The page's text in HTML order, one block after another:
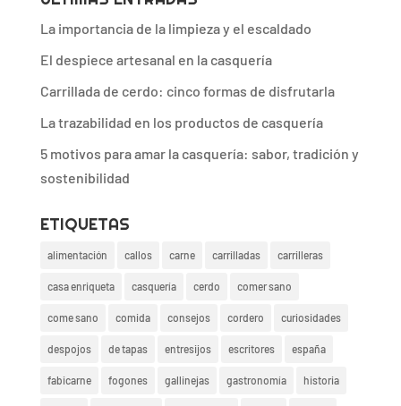
La importancia de la limpieza y el escaldado
El despiece artesanal en la casquería
Carrillada de cerdo: cinco formas de disfrutarla
La trazabilidad en los productos de casquería
5 motivos para amar la casquería: sabor, tradición y
sostenibilidad
ETIQUETAS
alimentación callos carne carrilladas carrilleras
casa enriqueta casquería cerdo comer sano
come sano comida consejos cordero curiosidades
despojos de tapas entresijos escritores españa
fabicarne fogones gallinejas gastronomía historia